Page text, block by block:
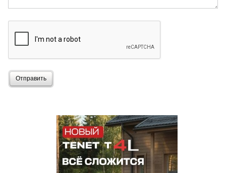
Отправить